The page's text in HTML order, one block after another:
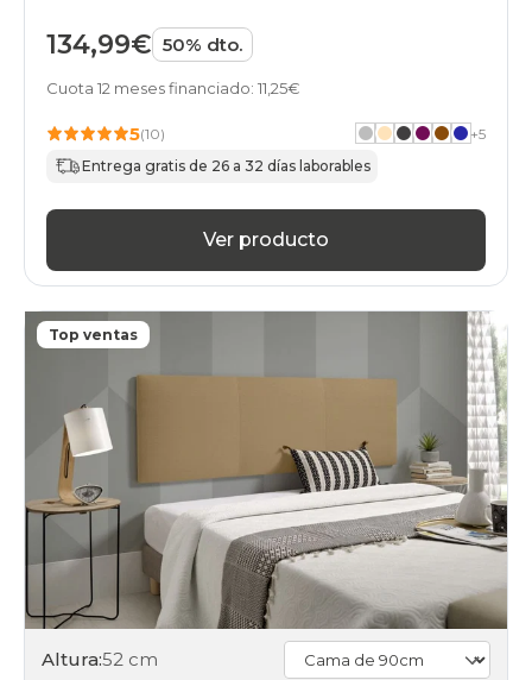
134,99€ 50% dto.
Cuota 12 meses financiado: 11,25€
5(10) +5
Entrega gratis de 26 a 32 días laborables
Ver producto
Top ventas
Altura:52 cm